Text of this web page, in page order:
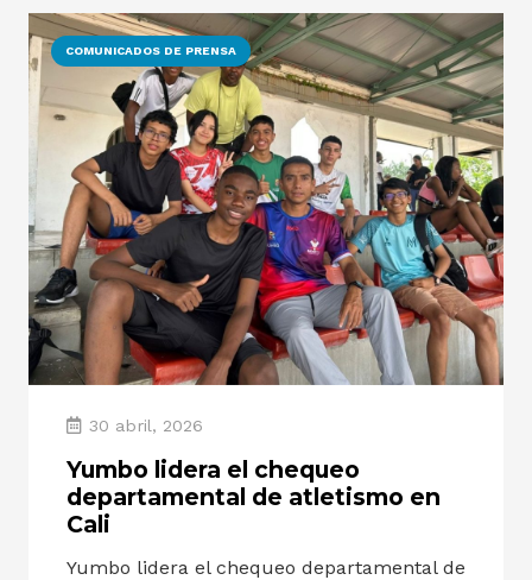
COMUNICADOS DE PRENSA
30 abril, 2026
Yumbo lidera el chequeo
departamental de atletismo en
Cali
Yumbo lidera el chequeo departamental de